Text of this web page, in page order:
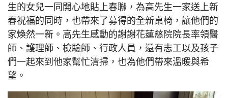
生的女兒一同開心地貼上春聯，為高先生一家送上新
春祝福的同時，也帶來了募得的全新桌椅，讓他們的
家煥然一新。高先生感動的謝謝花蓮慈院院長率領醫
師、護理師、檢驗師、行政人員，還有志工以及孩子
們一起來到他家幫忙清掃，也為他們帶來溫暖與希
望。